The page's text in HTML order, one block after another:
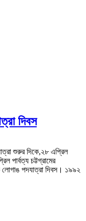
দিবস
শুরুর দিকে,২৮ এপ্রিল
চট্টগ্রামের
লোগাঙ পদযাত্রা দিবস। ১৯৯২